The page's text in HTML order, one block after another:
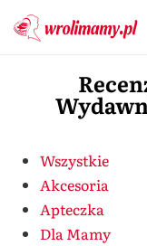
Wszystkie
Akcesoria
Apteczka
Dla Mamy